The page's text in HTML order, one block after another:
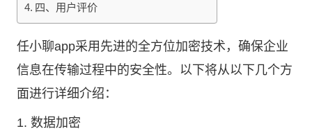
四、用户评价
任小聊app采用先进的全方位加密技术，确保企业
信息在传输过程中的安全性。以下将从以下几个方
面进行详细介绍：
1. 数据加密